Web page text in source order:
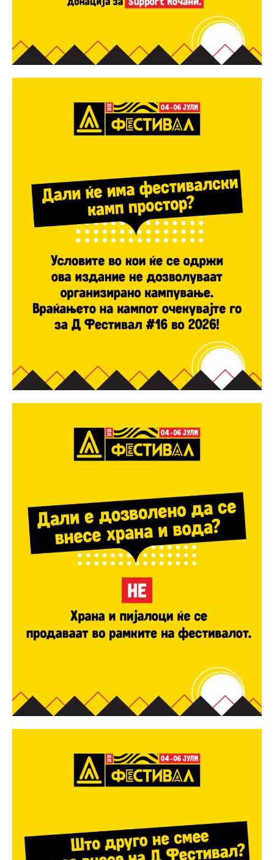
Etiam est nibh, lobortis sit
Praesent euismod ac
Ut mollis pellentesque tortor
Donec quis est ac felis
Orci varius natoque dolor
Pro
$ 100 / yearplaceholder text
ИЗБЕРЕТЕ ПЛАН
Full member access:
Etiam est nibh, lobortis sit
Nullam eu erat condimentum
Donec quis est ac felis
Orci varius natoque dolor
Yearly pricing Monthly pricing